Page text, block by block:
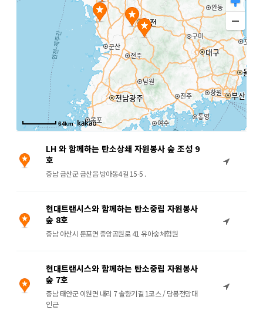
64km
LH 와 함께하는 탄소상쇄 자원봉사 숲 조성 9
호
충남 금산군 금산읍 방아동4길 15-5 .
현대트랜시스와 함께하는 탄소중립 자원봉사
숲 8호
충남 아산시 둔포면 중앙공원로 41 유아숲체험원
현대트랜시스와 함께하는 탄소중립 자원봉사
숲 7호
충남 태안군 이원면 내리 7 솔향기길 1코스 / 당봉전망대
인근